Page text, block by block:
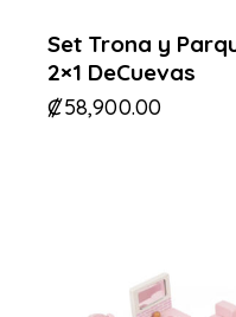
Set Trona y
2×1 DeCuevas
₡58,900.00